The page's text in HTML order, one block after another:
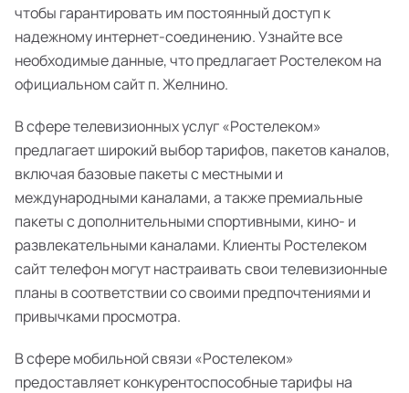
чтобы гарантировать им постоянный доступ к
надежному интернет-соединению. Узнайте все
необходимые данные, что предлагает Ростелеком на
официальном сайт п. Желнино.
В сфере телевизионных услуг «Ростелеком»
предлагает широкий выбор тарифов, пакетов каналов,
включая базовые пакеты с местными и
международными каналами, а также премиальные
пакеты с дополнительными спортивными, кино- и
развлекательными каналами. Клиенты Ростелеком
сайт телефон могут настраивать свои телевизионные
планы в соответствии со своими предпочтениями и
привычками просмотра.
В сфере мобильной связи «Ростелеком»
предоставляет конкурентоспособные тарифы на